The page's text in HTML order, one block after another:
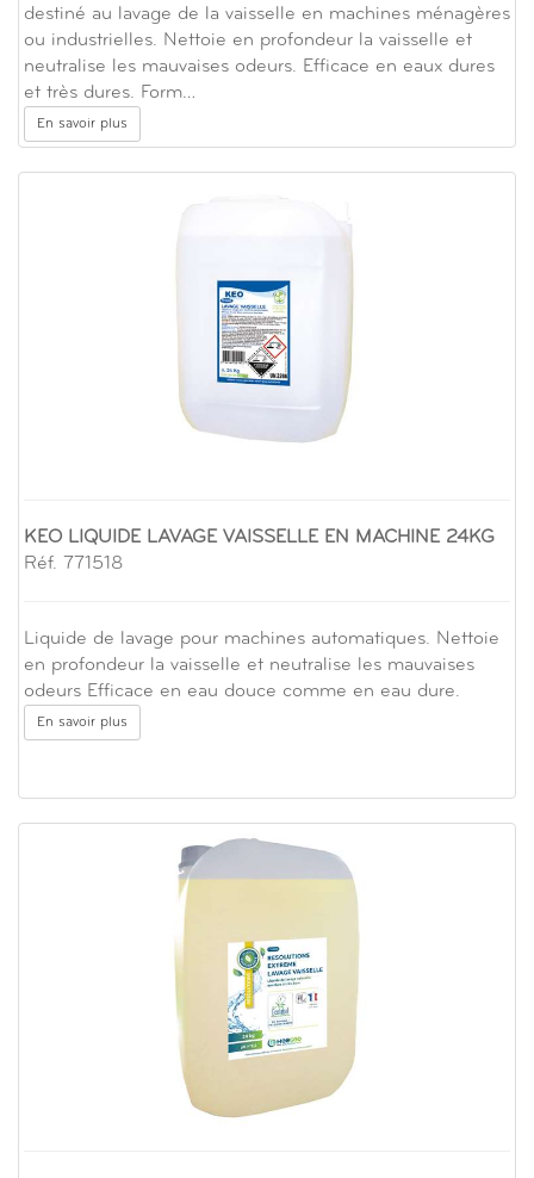
destiné au lavage de la vaisselle en machines ménagères
ou industrielles. Nettoie en profondeur la vaisselle et
neutralise les mauvaises odeurs. Efficace en eaux dures
et très dures. Form…
En savoir plus
KEO LIQUIDE LAVAGE VAISSELLE EN MACHINE 24KG
Réf. 771518
Liquide de lavage pour machines automatiques. Nettoie
en profondeur la vaisselle et neutralise les mauvaises
odeurs Efficace en eau douce comme en eau dure.
En savoir plus